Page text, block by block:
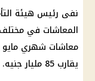
نفى رئيس هيئة
المعاشات في
يقارب 85 مليار جنيه.